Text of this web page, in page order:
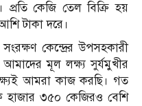
কেজি তেল বিক্রি হয়
টাকা দরে।
কেন্দ্রের উপসহকারী
মূল লক্ষ্য সুর্যমুখীর
আমরা কাজ করছি। গত
৩৫০ কেজিরও বেশি